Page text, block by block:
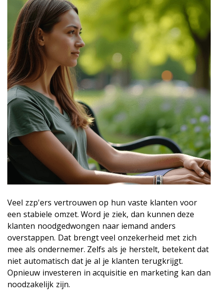
Veel zzp'ers vertrouwen op hun vaste klanten voor
een stabiele omzet. Word je ziek, dan kunnen deze
klanten noodgedwongen naar iemand anders
overstappen. Dat brengt veel onzekerheid met zich
mee als ondernemer. Zelfs als je herstelt, betekent dat
niet automatisch dat je al je klanten terugkrijgt.
Opnieuw investeren in acquisitie en marketing kan dan
noodzakelijk zijn.